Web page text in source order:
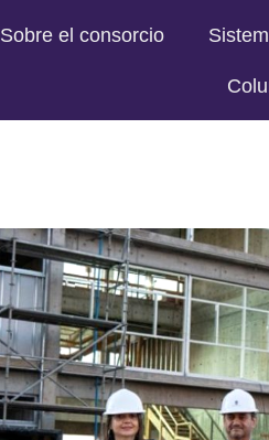
Sobre el consorcio